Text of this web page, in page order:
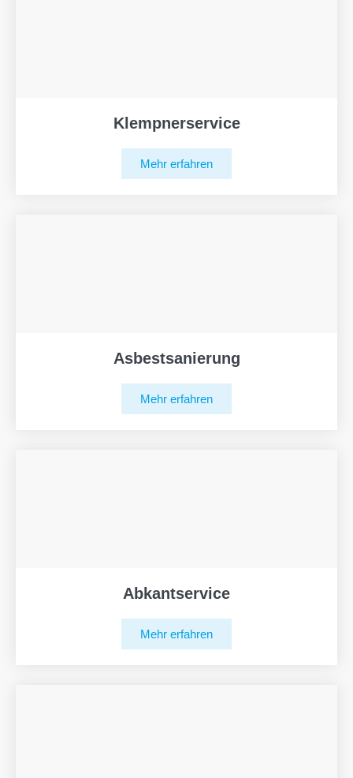
Klempnerservice
Mehr erfahren
Asbestsanierung
Mehr erfahren
Abkantservice
Mehr erfahren